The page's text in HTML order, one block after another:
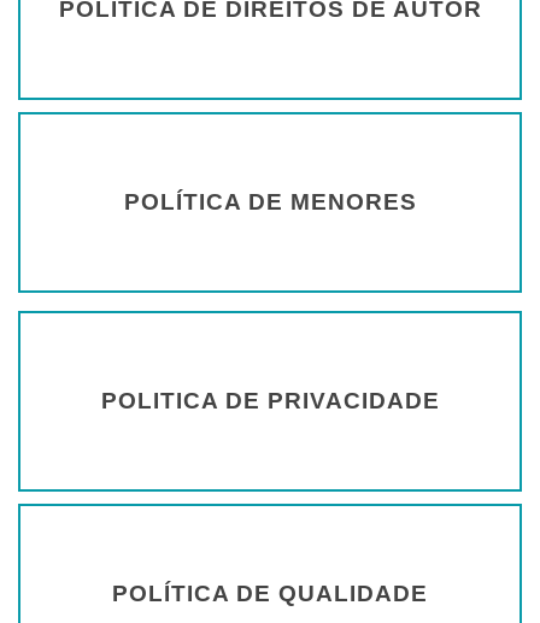
POLÍTICA DE DIREITOS DE AUTOR
POLÍTICA DE MENORES
POLITICA DE PRIVACIDADE
POLÍTICA DE QUALIDADE